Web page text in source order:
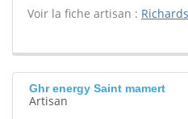
Voir la fiche artisan :
Ghr energy Saint mamert
Artisan